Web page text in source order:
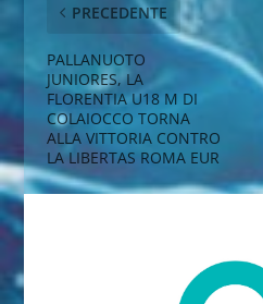
PRECEDENTE
PALLANUOTO
JUNIORES, LA
FLORENTIA U18 M DI
COLAIOCCO TORNA
ALLA VITTORIA CONTRO
LA LIBERTAS ROMA EUR